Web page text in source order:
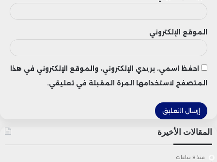
الموقع الإلكتروني
احفظ اسمي، بريدي الإلكتروني، والموقع الإلكتروني في هذا
المتصفح لاستخدامها المرة المقبلة في تعليقي.
المقالات الأخيرة
منذ 8 ساعات